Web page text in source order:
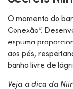
O momento do
Conexão”.
espuma
aos pés,
banho livre de
Veja a dica da